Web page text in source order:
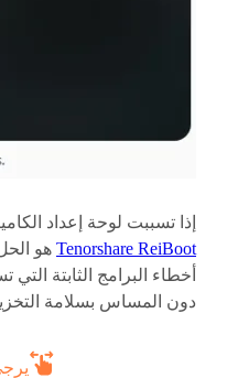
إذا تسببت لوحة إعداد
Tenorshare ReiBoot هو
أخطاء البرامج الثابتة
دون المساس بسلامة